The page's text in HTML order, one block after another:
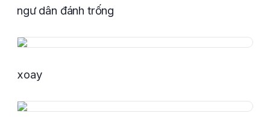
ngư dân đánh trống
xoay